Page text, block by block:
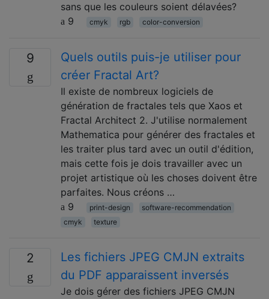
sans que les couleurs soient délavées?
9
cmyk rgb color-conversion
9
Quels outils puis-je utiliser pour
créer Fractal Art?
Il existe de nombreux logiciels de
génération de fractales tels que Xaos et
Fractal Architect 2. J'utilise normalement
Mathematica pour générer des fractales et
les traiter plus tard avec un outil d'édition,
mais cette fois je dois travailler avec un
projet artistique où les choses doivent être
parfaites. Nous créons …
9
print-design
software-recommendation
cmyk
texture
2
Les fichiers JPEG CMJN extraits
du PDF apparaissent inversés
Je dois gérer des fichiers JPEG CMJN